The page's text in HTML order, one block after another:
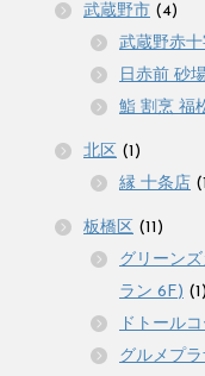
武蔵野市 (4)
武蔵野赤
日赤前 砂
鮨 割烹 福
北区 (1)
縁 十条店
板橋区 (11)
グリーン
ラン 6F) (1)
ドトール
グルメプラ